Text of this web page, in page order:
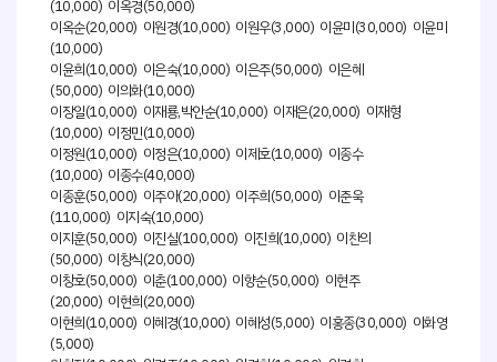
(10,000) 이옥경(50,000)
이옥순(20,000) 이원경(10,000) 이원우(3,000) 이윤미(30,000) 이윤미
(10,000)
이윤희(10,000) 이은숙(10,000) 이은주(50,000) 이은혜
(50,000) 이의화(10,000)
이장일(10,000) 이재룡,박안순(10,000) 이재은(20,000) 이재형
(10,000) 이정민(10,000)
이정원(10,000) 이정은(10,000) 이제호(10,000) 이종수
(10,000) 이종수(40,000)
이종훈(50,000) 이주아(20,000) 이주희(50,000) 이준욱
(110,000) 이지숙(10,000)
이지훈(50,000) 이진실(100,000) 이진희(10,000) 이찬의
(50,000) 이창식(20,000)
이창호(50,000) 이춘(100,000) 이향순(50,000) 이현주
(20,000) 이현희(20,000)
이현희(10,000) 이혜경(10,000) 이혜성(5,000) 이홍종(30,000) 이화영
(5,000)